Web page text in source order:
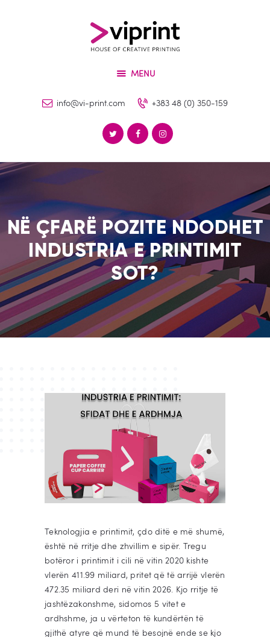
MENU
info@vi-print.com +383 48 (0) 350-159
NË ÇFARË POZITE NDODHET
INDUSTRIA E PRINTIMIT
SOT?
VIPRINT
Shërbimet
Produktet
Lajme
Teknologjia e printimit, çdo ditë e më shumë,
është në rritje dhe zhvillim e sipër. Tregu
botëror i printimit i cili në vitin 2020 kishte
vlerën 411.99 miliard, pritet që të arrijë vlerën
472.35 miliard deri në vitin 2026. Kjo rritje të
jashtëzakonshme, sidomos 5 vitet e
ardhshme, ja u vërteton të kundërtën të
gjithë atyre që mund të besojnë ende se kjo